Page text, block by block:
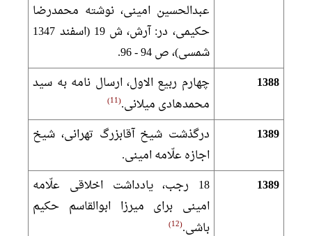
عبدالحسين امينى، نوشته محمدرضا
حكيمى، در: آرش، ش 19 (اسفند 1347
شمسى)، ص 94 - 96.
1388
چهارم ربيع الاول، ارسال نامه به سيد
محمدهادى ميلانى. 11
1389
درگذشت شيخ آقابزرگ تهرانى، شيخ
اجازه علّامه امينى.
1389
18 رجب، يادداشت اخلاقى علّامه
امينى براى ميرزا ابوالقاسم حكيم
باشى. 12